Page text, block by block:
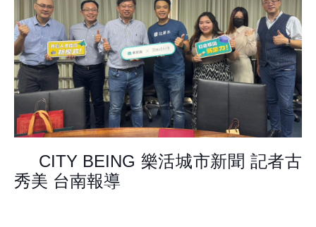
CITY BEING 樂活城市新聞 記者古
秀美 台南報導